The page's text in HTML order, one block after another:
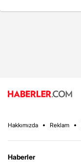
Hakkımızda Reklam
Haberler